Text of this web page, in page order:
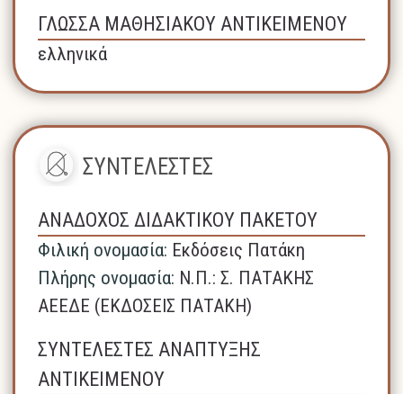
ΓΛΩΣΣΑ ΜΑΘΗΣΙΑΚΟΥ ΑΝΤΙΚΕΙΜΕΝΟΥ
ελληνικά
ΣΥΝΤΕΛΕΣΤΕΣ
ΑΝΑΔΟΧΟΣ ΔΙΔΑΚΤΙΚΟΥ ΠΑΚΕΤΟΥ
Φιλική ονομασία: Εκδόσεις Πατάκη
Πλήρης ονομασία: N.Π.: Σ. ΠΑΤΑΚΗΣ
ΑΕΕΔΕ (ΕΚΔΟΣΕΙΣ ΠΑΤΑΚΗ)
ΣΥΝΤΕΛΕΣΤΕΣ ΑΝΑΠΤΥΞΗΣ
ΑΝΤΙΚΕΙΜΕΝΟΥ